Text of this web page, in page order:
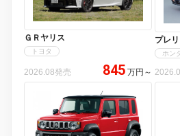
ＧＲヤリス
トヨタ
2026.08発売 845 万円 ～
プレ
ホン